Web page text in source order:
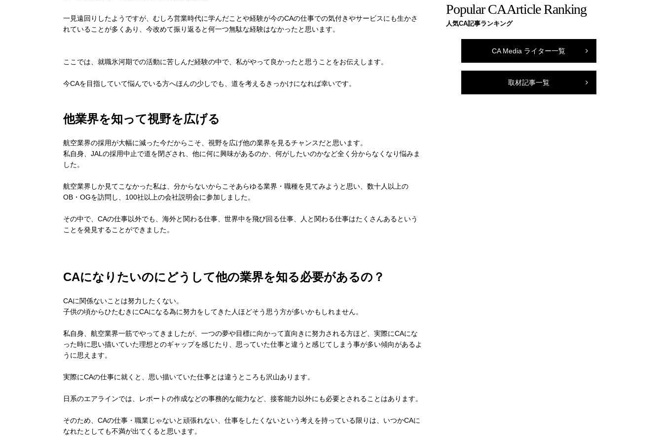
一見遠回りしたようですが、むしろ営業時代に学んだことや経験が今のCAの仕事での気付きやサービスにも生かさ
れていることが多くあり、今改めて振り返ると何一つ無駄な経験はなかったと思います。
ここでは、就職氷河期での活動に苦しんだ経験の中で、私がやって良かったと思うことをお伝えします。
今CAを目指していて悩んでいる方へほんの少しでも、道を考えるきっかけになれば幸いです。
他業界を知って視野を広げる
航空業界の採用が大幅に減った今だからこそ、視野を広げ他の業界を見るチャンスだと思います。
私自身、JALの採用中止で道を閉ざされ、他に何に興味があるのか、何がしたいのかなど全く分からなくなり悩みま
した。
航空業界しか見てこなかった私は、分からないからこそあらゆる業界・職種を見てみようと思い、数十人以上の
OB・OGを訪問し、100社以上の会社説明会に参加しました。
その中で、CAの仕事以外でも、海外と関わる仕事、世界中を飛び回る仕事、人と関わる仕事はたくさんあるという
ことを発見することができました。
CAになりたいのにどうして他の業界を知る必要があるの？
CAに関係ないことは努力したくない。
子供の頃からひたむきにCAになる為に努力をしてきた人ほどそう思う方が多いかもしれません。
私自身、航空業界一筋でやってきましたが、一つの夢や目標に向かって直向きに努力される方ほど、実際にCAにな
った時に思い描いていた理想とのギャップを感じたり、思っていた仕事と違うと感じてしまう事が多い傾向があるよ
うに思えます。
実際にCAの仕事に就くと、思い描いていた仕事とは違うところも沢山あります。
日系のエアラインでは、レポートの作成などの事務的な能力など、接客能力以外にも必要とされることはあります。
そのため、CAの仕事・職業じゃないと頑張れない、仕事をしたくないという考えを持っている限りは、いつかCAに
なれたとしても不満が出てくると思います。
Popular CA Article Ranking
人気CA記事ランキング
CA Media ライター一覧
取材記事一覧